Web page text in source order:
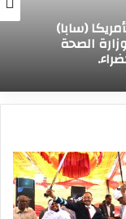
(سابا)
الصحة